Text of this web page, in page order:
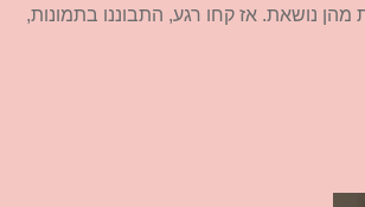
מהן נושאת. אז קחו רגע, התבוננו בתמונות,